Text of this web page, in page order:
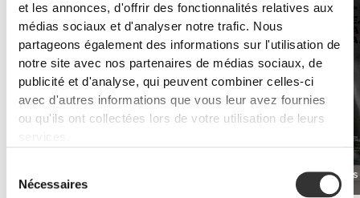
et les annonces, d'offrir des fonctionnalités relatives aux
médias sociaux et d'analyser notre trafic. Nous
partageons également des informations sur l'utilisation de
notre site avec nos partenaires de médias sociaux, de
publicité et d'analyse, qui peuvent combiner celles-ci
avec d'autres informations que vous leur avez fournies
ou qu'ils ont collectées lors de votre utilisation de leurs
Nécessaires
Real